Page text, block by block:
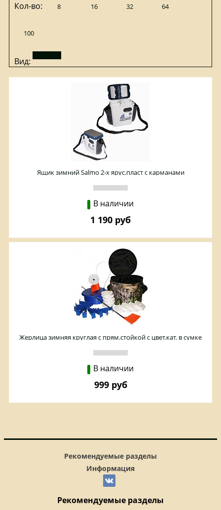
Кол-во: 8 16 32 64
100
Вид:
Ящик зимний Salmo 2-х ярус.пласт с карманами
33,5*23,5*39см
В наличии
1 190 руб
Жерлица зимняя круглая с прям.стойкой с цвет.кат. в сумке
10шт
В наличии
999 руб
Рекомендуемые разделы
Информация
Рекомендуемые разделы